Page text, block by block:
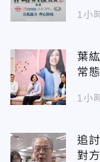
1小
葉
常
1小
追
對